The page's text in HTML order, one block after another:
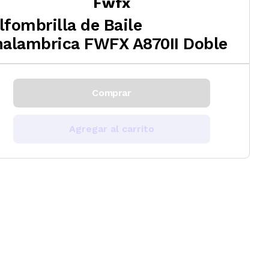
de Baile
FWFX A870II Doble
Comprar
Agregar al carrito